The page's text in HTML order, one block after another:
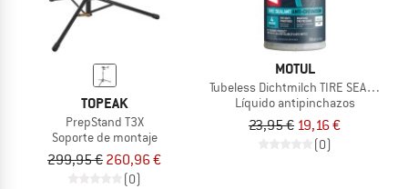
TOPEAK
PrepStand T3X
Soporte de montaje
299,95 € 260,96 €
(0)
MOTUL
Tubeless Dichtmilch TIRE SEALANT
Líquido antipinchazos
23,95 € 19,16 €
(0)